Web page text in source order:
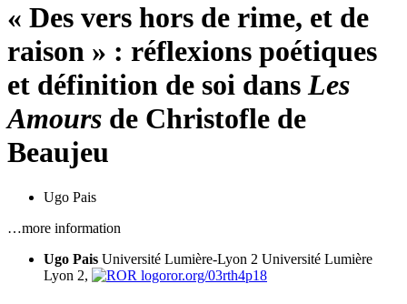
« Des vers hors de rime, et de
raison » : réflexions poétiques
et définition de soi dans Les
Amours de Christofle de
Beaujeu
Ugo Pais
…more information
Ugo Pais Université Lumière-Lyon 2 Université Lumière
Lyon 2,
ror.org/03rth4p18